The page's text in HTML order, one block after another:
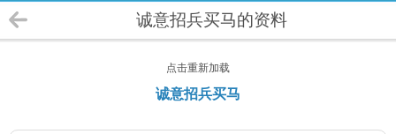
诚意招兵买马的资料
点击重新加载
诚意招兵买马